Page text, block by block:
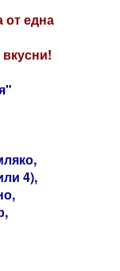
от една
4),